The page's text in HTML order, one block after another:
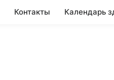
Контакты Календарь